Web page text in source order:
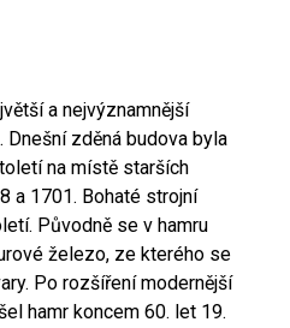
a nejvýznamnější
Dnešní zděná budova byla
na místě starších
a 1701. Bohaté strojní
Původně se v hamru
železo, ze kterého se
Po rozšíření modernější
hamr koncem 60. let 19.